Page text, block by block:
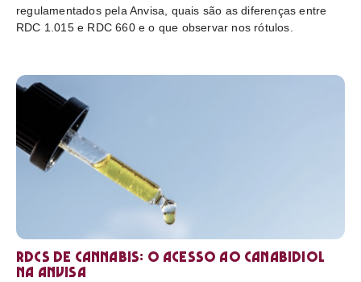
regulamentados pela Anvisa, quais são as diferenças entre
RDC 1.015 e RDC 660 e o que observar nos rótulos.
RDCs de cannabis: o acesso ao canabidiol
na Anvisa